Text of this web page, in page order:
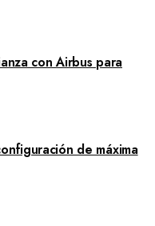
con Airbus para
de máxima